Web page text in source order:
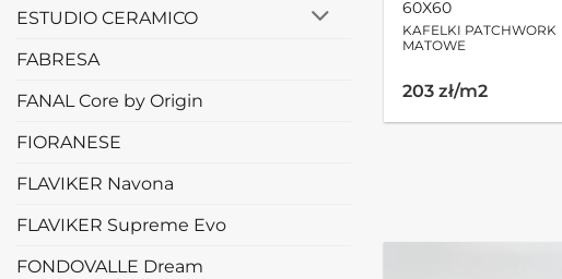
ESTUDIO CERAMICO
FABRESA
FANAL Core by Origin
FIORANESE
FLAVIKER Navona
FLAVIKER Supreme Evo
FONDOVALLE Dream
60X60
KAFELKI PATCHWORK
MATOWE
203 zł/m2